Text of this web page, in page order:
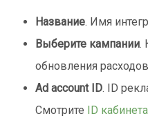
Название. Имя
Выберите кампании.
обновления
Ad account ID. ID
Смотрите
ID кабинета